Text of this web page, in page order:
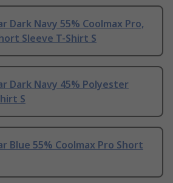
Dark Navy 55% Coolmax Pro,
Sleeve T-Shirt S
Dark Navy 45% Polyester
S
Blue 55% Coolmax Pro Short